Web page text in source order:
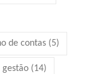
de contas (5)
gestão (14)